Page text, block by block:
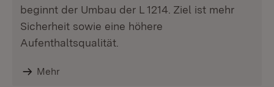
beginnt der Umbau der L 1214. Ziel ist mehr
Sicherheit sowie eine höhere
Aufenthaltsqualität.
Mehr